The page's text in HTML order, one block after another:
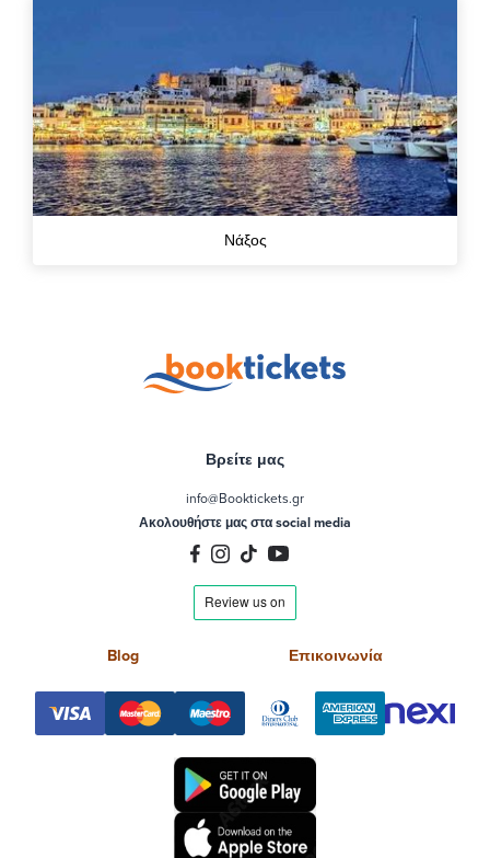
Νάξος
Βρείτε μας
info@Booktickets.gr
Ακολουθήστε μας στα social media
Blog Επικοινωνία